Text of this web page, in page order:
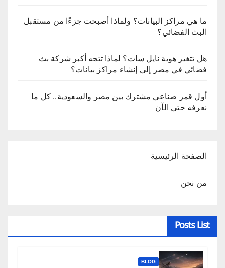
ما هي مراكز البيانات؟ ولماذا أصبحت جزءًا من مستقبل
البث الفضائي؟
هل تتغير هوية نايل سات؟ لماذا تتجه أكبر شركة بث
فضائي في مصر إلى إنشاء مراكز بيانات؟
أول قمر صناعي مشترك بين مصر والسعودية.. كل ما
نعرفه حتى الآن
الصفحة الرئيسية
من نحن
Posts List
BLOG